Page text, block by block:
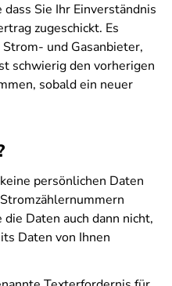
Sie Ihr Einverständnis
zugeschickt. Es
und Gasanbieter,
schwierig den vorherigen
sobald ein neuer
persönlichen Daten
Daten auch dann nicht,
Daten von Ihnen